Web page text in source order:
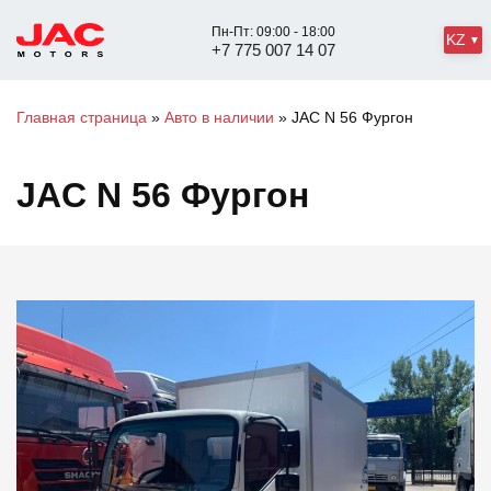
Пн-Пт: 09:00 - 18:00
+7 775 007 14 07
KZ
Главная страница » Авто в наличии » JAC N 56 Фургон
JAC N 56 Фургон